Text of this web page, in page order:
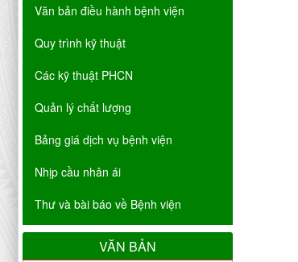
Văn bản điều hành bệnh viện
Quy trình kỹ thuật
Các kỹ thuật PHCN
Quản lý chất lượng
Bảng giá dịch vụ bệnh viện
Nhịp cầu nhân ái
Thư và bài báo về Bệnh viện
VĂN BẢN